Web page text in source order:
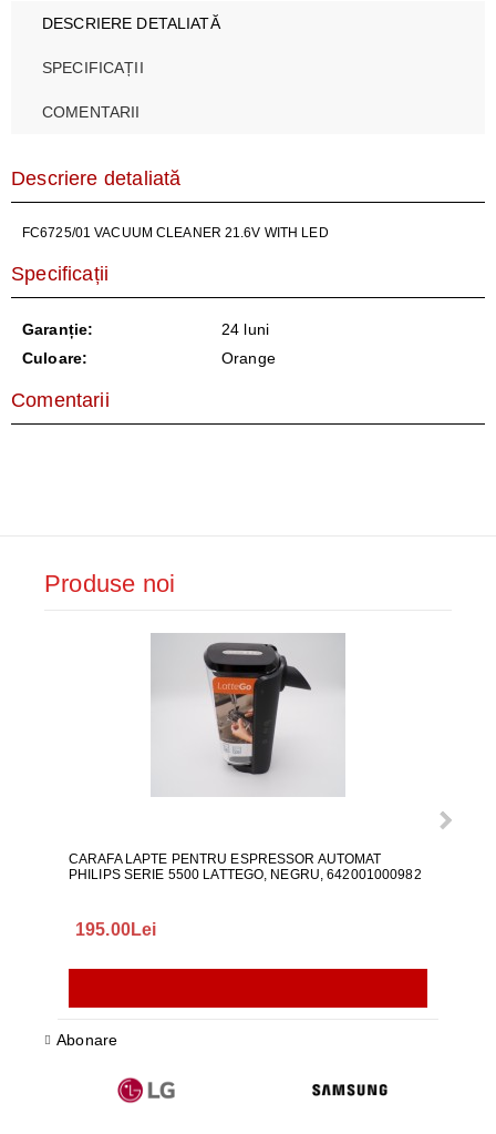
DESCRIERE DETALIATĂ
SPECIFICAȚII
COMENTARII
Descriere detaliată
FC6725/01 VACUUM CLEANER 21.6V WITH LED
Specificații
Garanție:
24 luni
Culoare:
Orange
Comentarii
Produse noi
CARAFA LAPTE PENTRU ESPRESSOR AUTOMAT
PHILIPS SERIE 5500 LATTEGO, NEGRU, 642001000982
195.00Lei
Abonare